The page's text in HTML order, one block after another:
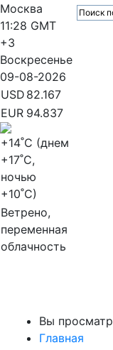
Москва
11:28 GMT
+3
Воскресенье
09-08-2026
USD 82.167
EUR 94.837
+14˚C (днем
+17˚C,
ночью
+10˚C)
Ветрено,
переменная
облачность
Вы
Главная